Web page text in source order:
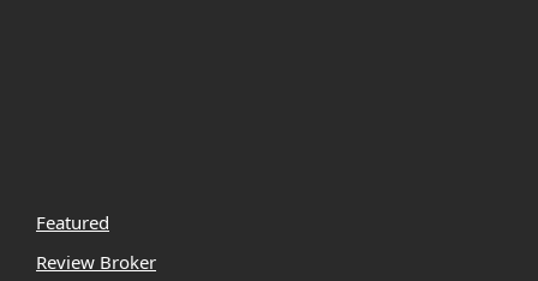
Featured
Review Broker